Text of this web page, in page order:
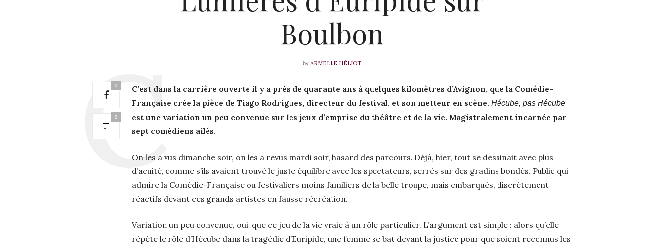
Boulbon
by ARMELLE HÉLIOT
0
0
C’est dans la carrière ouverte il y a près de quarante ans à quelques kilomètres d’Avignon, que la Comédie-
Française crée la pièce de Tiago Rodrigues, directeur du festival, et son metteur en scène. Hécube, pas Hécube
est une variation un peu convenue sur les jeux d’emprise du théâtre et de la vie. Magistralement incarnée par
sept comédiens ailés.
On les a vus dimanche soir, on les a revus mardi soir, hasard des parcours. Déjà, hier, tout se dessinait avec plus
d’acuité, comme s’ils avaient trouvé le juste équilibre avec les spectateurs, serrés sur des gradins bondés. Public qui
admire la Comédie-Française ou festivaliers moins familiers de la belle troupe, mais embarqués, discrètement
réactifs devant ces grands artistes en fausse récréation.
Variation un peu convenue, oui, que ce jeu de la vie vraie à un rôle particulier. L’argument est simple : alors qu’elle
répète le rôle d’Hécube dans la tragédie d’Euripide, une femme se bat devant la justice pour que soient reconnus les